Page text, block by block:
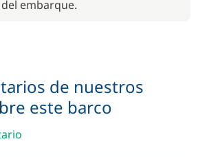
del embarque.
de nuestros
este barco